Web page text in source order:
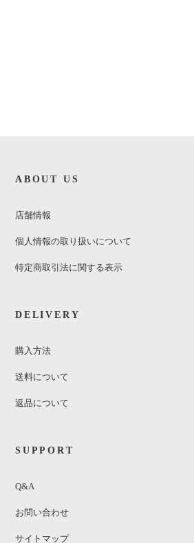
ABOUT US
店舗情報
個人情報の取り扱いについて
特定商取引法に関する表示
DELIVERY
購入方法
送料について
返品について
SUPPORT
Q&A
お問い合わせ
サイトマップ